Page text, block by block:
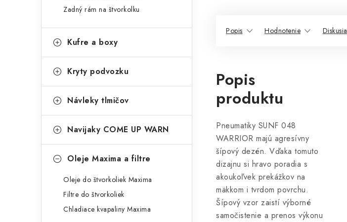
Zadný rám na štvorkolku
Kufre a boxy
Kryty podvozku
Návleky tlmičov
Navijaky COME UP WARN
Oleje Maxima a filtre
Oleje do štvorkoliek Maxima
Filtre do štvorkoliek
Chladiace kvapaliny Maxima
Popis Hodnotenie Diskusia
Popis
produktu
Pneumatiky SUNF 048
WARRIOR majú agresívny
šípový dezén. Vďaka tomuto
dizajnu si hravo poradia s
akoukoľvek prekážkov na
mäkkom i tvrdom povrchu.
Šípový vzor zaistí výborné
samočistenie a prenos výkonu